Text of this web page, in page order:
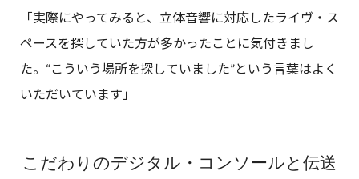
「実際にやってみると、立体音響に対応したライヴ・ス
ペースを探していた方が多かったことに気付きまし
た。“こういう場所を探していました”という言葉はよく
いただいています」
こだわりのデジタル・コンソールと伝送